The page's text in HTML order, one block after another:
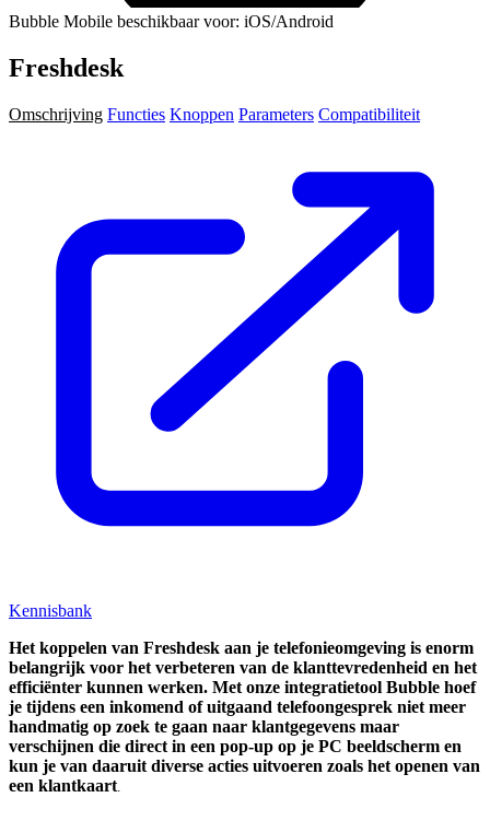
Bubble Mobile beschikbaar voor: iOS/Android
Freshdesk
Omschrijving Functies Knoppen Parameters Compatibiliteit
Kennisbank
Het koppelen van Freshdesk aan je telefonieomgeving is enorm
belangrijk voor het verbeteren van de klanttevredenheid en het
efficiënter kunnen werken. Met onze integratietool Bubble hoef
je tijdens een inkomend of uitgaand telefoongesprek niet meer
handmatig op zoek te gaan naar klantgegevens maar
verschijnen die direct in een pop-up op je PC beeldscherm en
kun je van daaruit diverse acties uitvoeren zoals het openen van
een klantkaart.